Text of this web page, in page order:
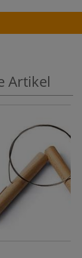
Artikel